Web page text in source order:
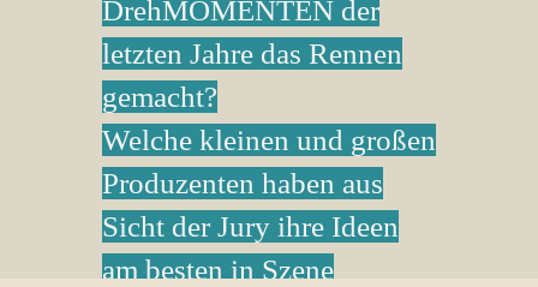
DrehMOMENTEN der
letzten Jahre das Rennen
gemacht?
Welche kleinen und großen
Produzenten haben aus
Sicht der Jury ihre Ideen
am besten in Szene